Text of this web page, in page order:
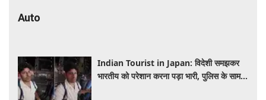
Auto
Indian Tourist in Japan: विदेशी समझकर
भारतीय को परेशान करना पड़ा भारी, पुलिस के सामने